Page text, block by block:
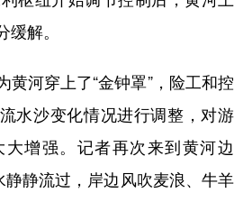
缓解。
黄河穿上了“金钟罩”，险工和控
水沙变化情况进行调整，对游
增强。记者再次来到黄河边
静静流过，岸边风吹麦浪、牛羊